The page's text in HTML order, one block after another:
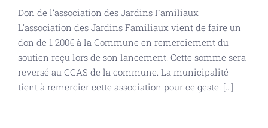
Don de l’association des Jardins Familiaux
L'association des Jardins Familiaux vient de faire un
don de 1 200€ à la Commune en remerciement du
soutien reçu lors de son lancement. Cette somme sera
reversé au CCAS de la commune. La municipalité
tient à remercier cette association pour ce geste. [...]